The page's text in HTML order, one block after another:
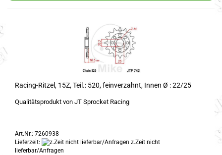
Racing-Ritzel, 15Z, Teil.: 520, feinverzahnt, Innen Ø : 22/25
Qualitätsprodukt von JT Sprocket Racing
Art.Nr.: 7260938
Lieferzeit:
z.Zeit nicht
lieferbar/Anfragen